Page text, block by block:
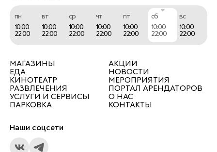
пн
10:00
22:00
вт
10:00
22:00
ср
10:00
22:00
чт
10:00
22:00
пт
10:00
22:00
сб
10:00
22:00
вс
10:00
22:00
МАГАЗИНЫ
ЕДА
КИНОТЕАТР
РАЗВЛЕЧЕНИЯ
УСЛУГИ И СЕРВИСЫ
ПАРКОВКА
АКЦИИ
НОВОСТИ
МЕРОПРИЯТИЯ
ПОРТАЛ АРЕНДАТОРОВ
О НАС
КОНТАКТЫ
Наши соцсети